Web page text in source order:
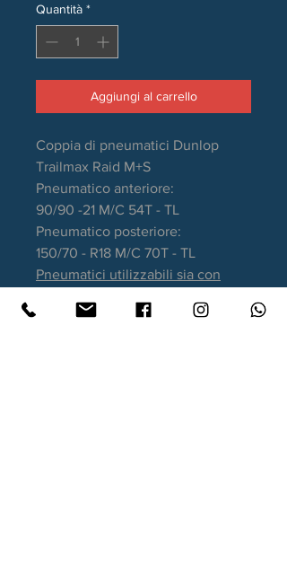
Quantità *
Aggiungi al carrello
Coppia di pneumatici Dunlop
Trailmax Raid M+S
Pneumatico anteriore:
90/90 -21 M/C 54T - TL
Pneumatico posteriore:
150/70 - R18 M/C 70T - TL
Pneumatici utilizzabili sia con
Garanzia DOT recente.